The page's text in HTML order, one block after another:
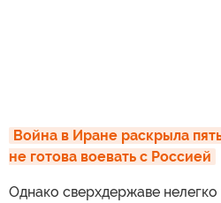
Война в Иране раскрыла
не готова воевать с Россией
Однако сверхдержаве нелегко